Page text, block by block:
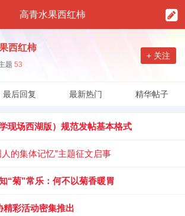
高青水果西红柿
西红柿
题 53
+ 关注
最后回复 最新热门 精华帖子
现场西湖版）规范发帖基本格式
的集体记忆”主题征文启事
“菊”常乐：何不以菊香暖胃
精彩活动密集推出